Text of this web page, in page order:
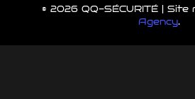
© 2026 QQ-SÉCURITÉ | Site
Agency.